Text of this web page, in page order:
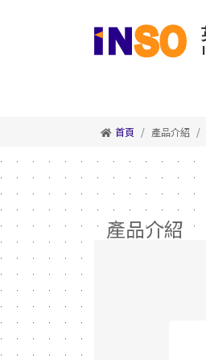
首頁 產品介紹
產品介紹